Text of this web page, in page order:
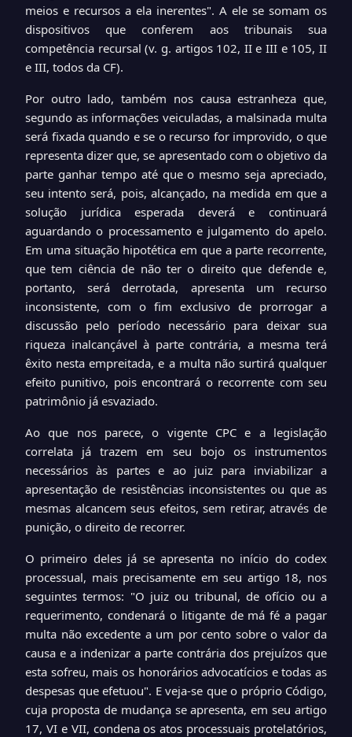
meios e recursos a ela inerentes". A ele se somam os
dispositivos que conferem aos tribunais sua
competência recursal (v. g. artigos 102, II e III e 105, II
e III, todos da CF).
Por outro lado, também nos causa estranheza que,
segundo as informações veiculadas, a malsinada multa
será fixada quando e se o recurso for improvido, o que
representa dizer que, se apresentado com o objetivo da
parte ganhar tempo até que o mesmo seja apreciado,
seu intento será, pois, alcançado, na medida em que a
solução jurídica esperada deverá e continuará
aguardando o processamento e julgamento do apelo.
Em uma situação hipotética em que a parte recorrente,
que tem ciência de não ter o direito que defende e,
portanto, será derrotada, apresenta um recurso
inconsistente, com o fim exclusivo de prorrogar a
discussão pelo período necessário para deixar sua
riqueza inalcançável à parte contrária, a mesma terá
êxito nesta empreitada, e a multa não surtirá qualquer
efeito punitivo, pois encontrará o recorrente com seu
patrimônio já esvaziado.
Ao que nos parece, o vigente CPC e a legislação
correlata já trazem em seu bojo os instrumentos
necessários às partes e ao juiz para inviabilizar a
apresentação de resistências inconsistentes ou que as
mesmas alcancem seus efeitos, sem retirar, através de
punição, o direito de recorrer.
O primeiro deles já se apresenta no início do codex
processual, mais precisamente em seu artigo 18, nos
seguintes termos: "O juiz ou tribunal, de ofício ou a
requerimento, condenará o litigante de má fé a pagar
multa não excedente a um por cento sobre o valor da
causa e a indenizar a parte contrária dos prejuízos que
esta sofreu, mais os honorários advocatícios e todas as
despesas que efetuou". E veja-se que o próprio Código,
cuja proposta de mudança se apresenta, em seu artigo
17, VI e VII, condena os atos processuais protelatórios,